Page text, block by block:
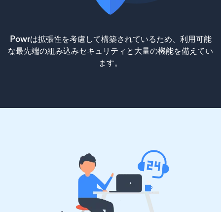
Powrは拡張性を考慮して構築されているため、利用可能
な最先端の組み込みセキュリティと大量の機能を備えてい
ます。